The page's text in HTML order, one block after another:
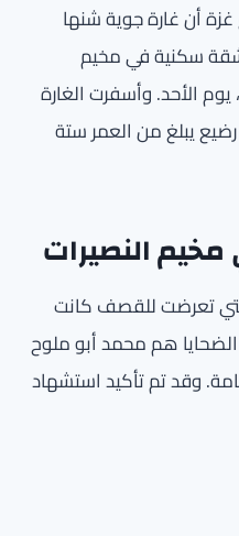
أن غارة جوية شنها
شقة سكنية في مخيم
يوم الأحد. وأسفرت الغارة
يبلغ من العمر ستة
النصيرات
تعرضت للقصف كانت
هم محمد أبو ملوح
وقد تم تأكيد استشهاد